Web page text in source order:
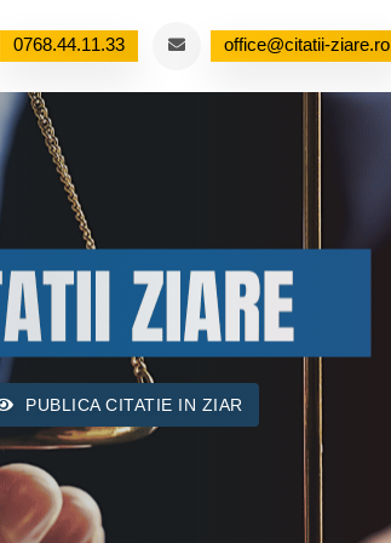
0768.44.11.33 office@citatii-ziare.ro
PUBLICA CITATIE IN ZIAR